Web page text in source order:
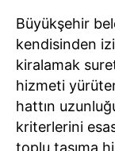
Büyükşehir
kendisinden
kiralamak
hizmeti
hattın
kriterlerini
toplu taşıma